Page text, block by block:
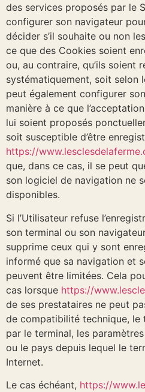
des services proposés par le
configurer son navigateur
décider s’il souhaite ou non
ce que des Cookies soient
ou, au contraire, qu’ils soient
systématiquement, soit selon
peut également configurer
manière à ce que
lui soient proposés
soit susceptible d’être
https://
que, dans ce cas, il se peut
son logiciel de navigation ne
disponibles.
Si l’Utilisateur refuse
son terminal ou son
supprime ceux qui y sont
informé que sa navigation et
peuvent être limitées. Cela
cas lorsque https://
de ses prestataires ne peut
de compatibilité technique, le
par le terminal, les
ou le pays depuis lequel le
Internet.
Le cas échéant, https://